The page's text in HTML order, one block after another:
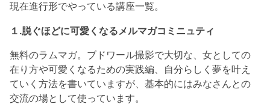
現在進行形でやっている講座一覧。
１.脱ぐほどに可愛くなるメルマガコミニュティ
無料のラムマガ。ブドワール撮影で大切な、女としての
在り方や可愛くなるための実践編、自分らしく夢を叶え
ていく方法を書いていますが、基本的にはみなさんとの
交流の場として使っています。